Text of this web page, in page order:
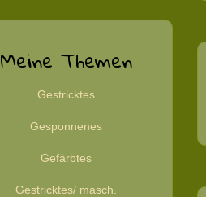
Meine Themen
Gestricktes
Gesponnenes
Gefärbtes
Gestricktes/ masch.